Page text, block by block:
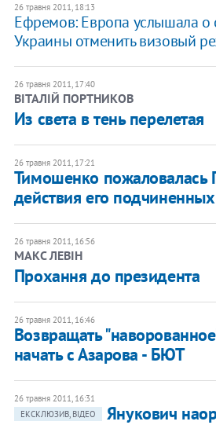
26 травня 2011, 18:13
​Ефремов: Европа услышала о
Украины отменить визовый
26 травня 2011, 17:40
ВІТАЛІЙ ПОРТНИКОВ
Из света в тень перелетая
26 травня 2011, 17:21
​Тимошенко пожаловалась
действия его подчиненных
26 травня 2011, 16:56
​МАКС ЛЕВІН
Прохання до президента
26 травня 2011, 16:46
Возвращать
начать с Азарова - БЮТ
26 травня 2011, 16:31
ЕКСКЛЮЗИВ, ВІДЕО
Янукович